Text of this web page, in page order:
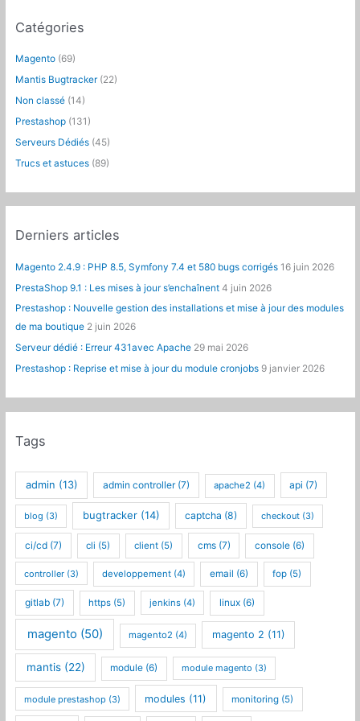
r
e
r
:
Catégories
Magento (69)
Mantis Bugtracker (22)
Non classé (14)
Prestashop (131)
Serveurs Dédiés (45)
Trucs et astuces (89)
Derniers articles
Magento 2.4.9 : PHP 8.5, Symfony 7.4 et 580 bugs corrigés 16 juin 2026
PrestaShop 9.1 : Les mises à jour s’enchaînent 4 juin 2026
Prestashop : Nouvelle gestion des installations et mise à jour des modules
de ma boutique 2 juin 2026
Serveur dédié : Erreur 431avec Apache 29 mai 2026
Prestashop : Reprise et mise à jour du module cronjobs 9 janvier 2026
Tags
admin (13) admin controller(7) apache2 (4) api (7)
blog (3) bugtracker(14) captcha (8) checkout (3)
ci/cd (7) cli (5) client (5) cms(7) console (6)
controller (3) developpement (4) email (6) fop (5)
gitlab (7) https (5) jenkins (4) linux(6)
magento (50) magento2 (4) magento 2 (11)
mantis(22) module (6) module magento (3)
module prestashop (3) modules (11) monitoring (5)